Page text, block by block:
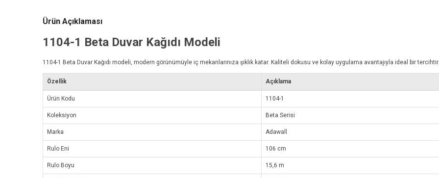
Ürün Açıklaması
1104-1 Beta Duvar Kağıdı Modeli
1104-1 Beta Duvar Kağıdı modeli, modern görünümüyle iç mekanlarınıza şıklık katar. Kaliteli dokusu ve kolay uygulama avantajıyla ideal bir tercihtir.
Özellik Açıklama
Ürün Kodu 1104-1
Koleksiyon Beta Serisi
Marka Adawall
Rulo Eni 106 cm
Rulo Boyu 15,6 m